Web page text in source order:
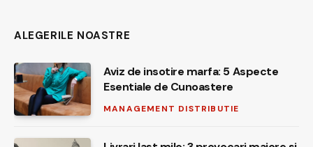
ALEGERILE NOASTRE
Aviz de insotire marfa: 5 Aspecte
Esentiale de Cunoastere
MANAGEMENT DISTRIBUTIE